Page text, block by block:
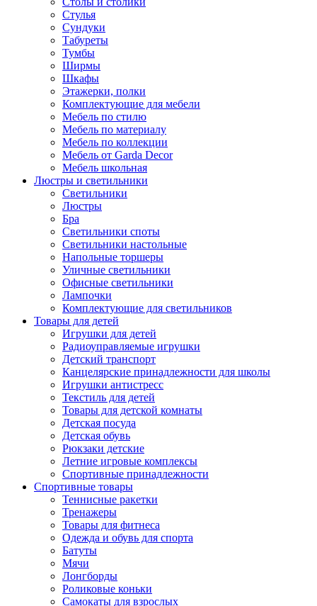
Стулья
Сундуки
Табуреты
Тумбы
Ширмы
Шкафы
Этажерки, полки
Комплектующие для мебели
Мебель по стилю
Мебель по материалу
Мебель по коллекции
Мебель от Garda Decor
Мебель школьная
Люстры и светильники
Светильники
Люстры
Бра
Светильники споты
Светильники настольные
Напольные торшеры
Уличные светильники
Офисные светильники
Лампочки
Комплектующие для светильников
Товары для детей
Игрушки для детей
Радиоуправляемые игрушки
Детский транспорт
Канцелярские принадлежности для школы
Игрушки антистресс
Текстиль для детей
Товары для детской комнаты
Детская посуда
Детская обувь
Рюкзаки детские
Летние игровые комплексы
Спортивные принадлежности
Спортивные товары
Теннисные ракетки
Тренажеры
Товары для фитнеса
Одежда и обувь для спорта
Батуты
Мячи
Лонгборды
Роликовые коньки
Самокаты для взрослых